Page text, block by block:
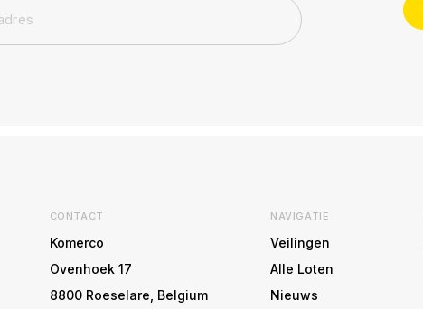
CONTACT
Komerco
Ovenhoek 17
8800 Roeselare, Belgium
NAVIGATIE
Veilingen
Alle Loten
Nieuws